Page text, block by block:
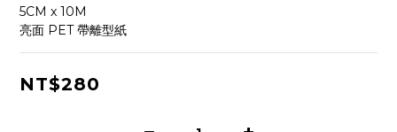
5CM x 10M
亮面 PET 帶離型紙
NT$280